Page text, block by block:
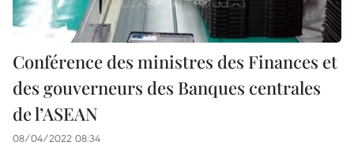
Conférence des ministres des Finances et
des gouverneurs des Banques centrales
de l’ASEAN
08/04/2022 08:34